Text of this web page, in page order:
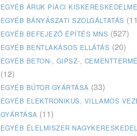
EGYÉB ÁRUK PIACI KISKERESKEDELME
EGYÉB BÁNYÁSZATI SZOLGÁLTATÁS
EGYÉB BEFEJEZŐ ÉPÍTÉS MNS (527)
EGYÉB BENTLAKÁSOS ELLÁTÁS (20)
EGYÉB BETON-, GIPSZ-,
(12)
EGYÉB BÚTOR GYÁRTÁSA (33)
EGYÉB ELEKTRONIKUS, VILLAMOS
GYÁRTÁSA (11)
EGYÉB ÉLELMISZER